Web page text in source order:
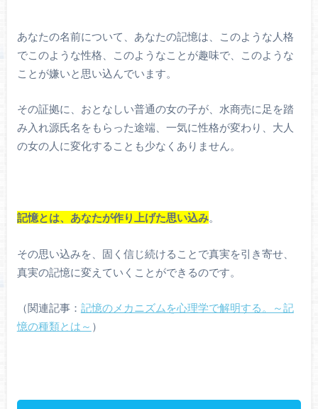
あなたの名前について、あなたの記憶は、このような人格
でこのような性格、このようなことが趣味で、このような
ことが嫌いと思い込んでいます。
その証拠に、おとなしい普通の女の子が、水商売に足を踏
み入れ源氏名をもらった途端、一気に性格が変わり、大人
の女の人に変化することも少なくありません。
記憶とは、あなたが作り上げた思い込み。
その思い込みを、固く信じ続けることで真実を引き寄せ、
真実の記憶に変えていくことができるのです。
（関連記事： 記憶のメカニズムを心理学で解明する。～記
憶の種類とは～ ）